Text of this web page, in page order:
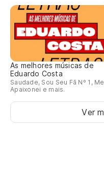
As melhores músicas de
Eduardo Costa
Saudade, Sou Seu Fã Nº 1, Me
Apaixonei e mais.
Ver